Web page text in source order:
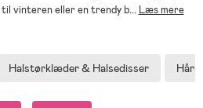
vinteren eller en trendy b... Læs mere
Halstørklæder & Halsedisser